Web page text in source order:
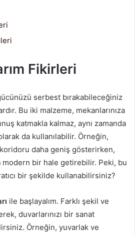
Fikirleri
serbest bırakabileceğiniz
Bu iki malzeme, mekanlarınıza
katmakla kalmaz, aynı zamanda
da kullanılabilir. Örneğin,
daha geniş gösterirken,
modern bir hale getirebilir. Peki, bu
bir şekilde kullanabilirsiniz?
ile başlayalım. Farklı şekil ve
duvarlarınızı bir sanat
Örneğin, yuvarlak ve